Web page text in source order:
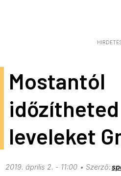
Mostantól
időzítheted
leveleket
2019. április 2. - 11:00